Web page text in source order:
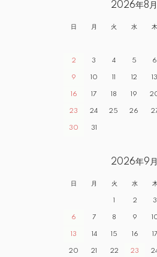
2026年8月
日 月 火 水 木
2 3 4 5 6
9 10 11 12 13
16 17 18 19
23 24 25 26
30 31
2026年9月
日 月 火 水
1 2 3
6 7 8 9
13 14 15 16 17
20 21 22 23